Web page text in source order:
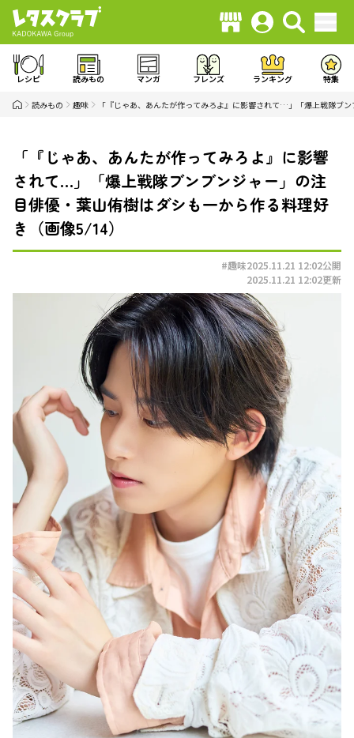
レシピ 読みもの マンガ フレンズ ランキング 特集
読みもの 趣味 「『じゃあ、あんたが作ってみろよ』に影響されて…」「爆上戦隊ブ
「『じゃあ、あんたが作ってみろよ』に影響
されて…」「爆上戦隊ブンブンジャー」の注
目俳優・葉山侑樹はダシも一から作る料理好
き（画像5/14）
#趣味2025.11.21 12:02公開
2025.11.21 12:02更新